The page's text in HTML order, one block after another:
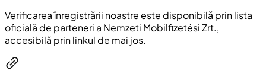
Verificarea înregistrării noastre este disponibilă prin lista
oficială de parteneri a Nemzeti Mobilfizetési Zrt.,
accesibilă prin linkul de mai jos.